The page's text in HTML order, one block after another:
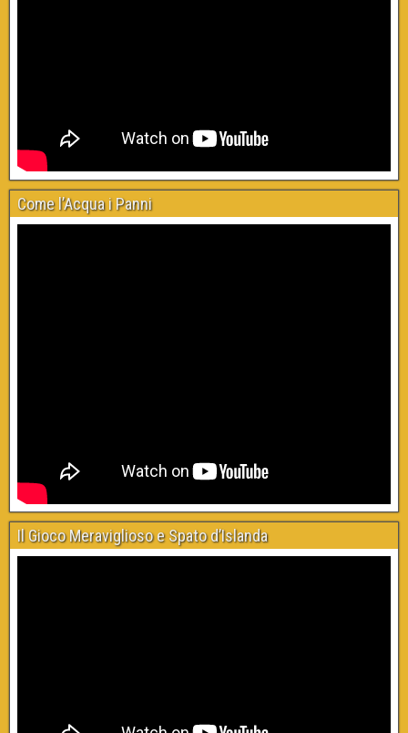
Come l’Acqua i Panni
Il Gioco Meraviglioso e Spato d’Islanda